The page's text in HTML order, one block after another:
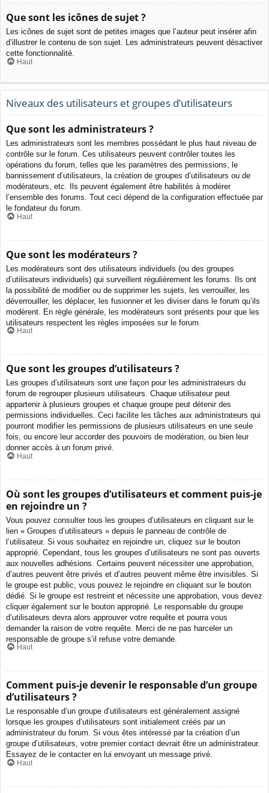
Que sont les icônes de sujet ?
Les icônes de sujet sont de petites images que l’auteur peut insérer afin
d’illustrer le contenu de son sujet. Les administrateurs peuvent désactiver
cette fonctionnalité.
Haut
Niveaux des utilisateurs et groupes d’utilisateurs
Que sont les administrateurs ?
Les administrateurs sont les membres possédant le plus haut niveau de
contrôle sur le forum. Ces utilisateurs peuvent contrôler toutes les
opérations du forum, telles que les paramètres des permissions, le
bannissement d’utilisateurs, la création de groupes d’utilisateurs ou de
modérateurs, etc. Ils peuvent également être habilités à modérer
l’ensemble des forums. Tout ceci dépend de la configuration effectuée par
le fondateur du forum.
Haut
Que sont les modérateurs ?
Les modérateurs sont des utilisateurs individuels (ou des groupes
d’utilisateurs individuels) qui surveillent régulièrement les forums. Ils ont
la possibilité de modifier ou de supprimer les sujets, les verrouiller, les
déverrouiller, les déplacer, les fusionner et les diviser dans le forum qu’ils
modèrent. En règle générale, les modérateurs sont présents pour que les
utilisateurs respectent les règles imposées sur le forum.
Haut
Que sont les groupes d’utilisateurs ?
Les groupes d’utilisateurs sont une façon pour les administrateurs du
forum de regrouper plusieurs utilisateurs. Chaque utilisateur peut
appartenir à plusieurs groupes et chaque groupe peut détenir des
permissions individuelles. Ceci facilite les tâches aux administrateurs qui
pourront modifier les permissions de plusieurs utilisateurs en une seule
fois, ou encore leur accorder des pouvoirs de modération, ou bien leur
donner accès à un forum privé.
Haut
Où sont les groupes d’utilisateurs et comment puis-je
en rejoindre un ?
Vous pouvez consulter tous les groupes d’utilisateurs en cliquant sur le
lien « Groupes d’utilisateurs » depuis le panneau de contrôle de
l’utilisateur. Si vous souhaitez en rejoindre un, cliquez sur le bouton
approprié. Cependant, tous les groupes d’utilisateurs ne sont pas ouverts
aux nouvelles adhésions. Certains peuvent nécessiter une approbation,
d’autres peuvent être privés et d’autres peuvent même être invisibles. Si
le groupe est public, vous pouvez le rejoindre en cliquant sur le bouton
dédié. Si le groupe est restreint et nécessite une approbation, vous devez
cliquer également sur le bouton approprié. Le responsable du groupe
d’utilisateurs devra alors approuver votre requête et pourra vous
demander la raison de votre requête. Merci de ne pas harceler un
responsable de groupe s’il refuse votre demande.
Haut
Comment puis-je devenir le responsable d’un groupe
d’utilisateurs ?
Le responsable d’un groupe d’utilisateurs est généralement assigné
lorsque les groupes d’utilisateurs sont initialement créés par un
administrateur du forum. Si vous êtes intéressé par la création d’un
groupe d’utilisateurs, votre premier contact devrait être un administrateur.
Essayez de le contacter en lui envoyant un message privé.
Haut